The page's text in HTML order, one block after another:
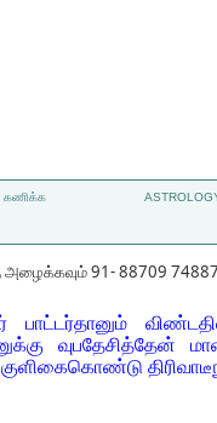
கணிக்க
அழைக்கவும் 91- 88709
பாட்டர்தானும்
வுபதேசித்தேன்